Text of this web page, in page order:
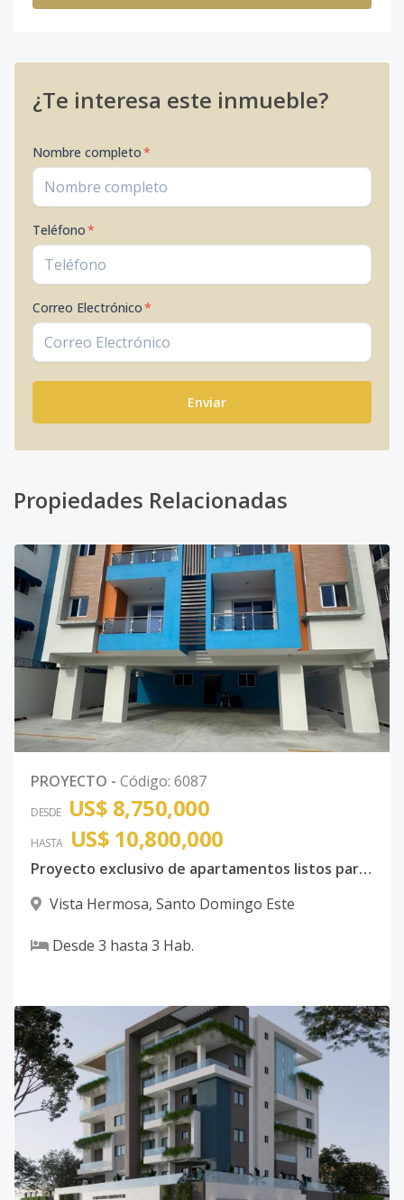
¿Te interesa este inmueble?
Nombre completo*
Teléfono*
Correo Electrónico*
Enviar
Propiedades Relacionadas
PROYECTO - Código: 6087
DESDE US$ 8,750,000
HASTA US$ 10,800,000
Proyecto exclusivo de apartamentos listos para entrega
Vista Hermosa, Santo Domingo Este
Desde 3 hasta 3 Hab.